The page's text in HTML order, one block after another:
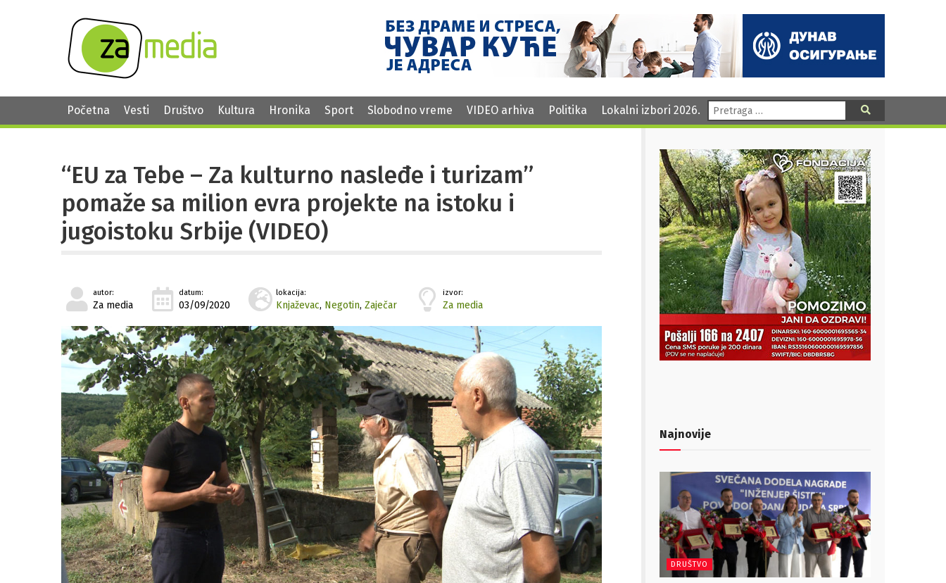
Početna Vesti Društvo Kultura Hronika Sport Slobodno vreme VIDEO arhiva Politika Lokalni izbori 2026. Pretraga:
“EU za Tebe – Za kulturno nasleđe i turizam”
pomaže sa milion evra projekte na istoku i
jugoistoku Srbije (VIDEO)
autor:
Za media
datum:
03/09/2020
lokacija:
Knjaževac, Negotin, Zaječar
izvor:
Za media
Najnovije
DRUŠTVO